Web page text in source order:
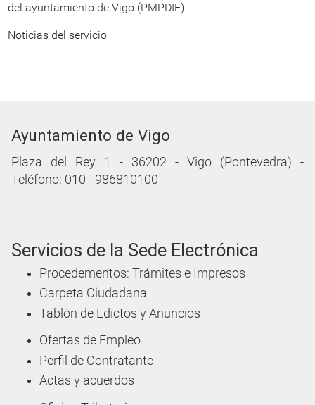
del ayuntamiento de Vigo (PMPDIF)
Noticias del servicio
Ayuntamiento de Vigo
Plaza del Rey 1 - 36202 - Vigo (Pontevedra) -
Teléfono: 010 - 986810100
Servicios de la Sede Electrónica
Procedementos: Trámites e Impresos
Carpeta Ciudadana
Tablón de Edictos y Anuncios
Ofertas de Empleo
Perfil de Contratante
Actas y acuerdos